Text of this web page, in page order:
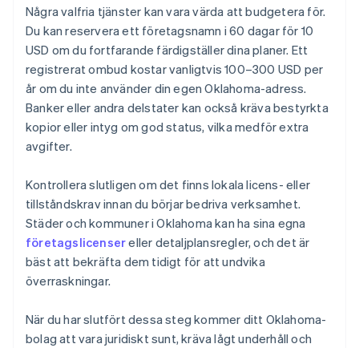
Några valfria tjänster kan vara värda att budgetera för.
Du kan reservera ett företagsnamn i 60 dagar för 10
USD om du fortfarande färdigställer dina planer. Ett
registrerat ombud kostar vanligtvis 100–300 USD per
år om du inte använder din egen Oklahoma-adress.
Banker eller andra delstater kan också kräva bestyrkta
kopior eller intyg om god status, vilka medför extra
avgifter.
Kontrollera slutligen om det finns lokala licens- eller
tillståndskrav innan du börjar bedriva verksamhet.
Städer och kommuner i Oklahoma kan ha sina egna
företagslicensereller detaljplansregler, och det är
bäst att bekräfta dem tidigt för att undvika
överraskningar.
När du har slutfört dessa steg kommer ditt Oklahoma-
bolag att vara juridiskt sunt, kräva lågt underhåll och